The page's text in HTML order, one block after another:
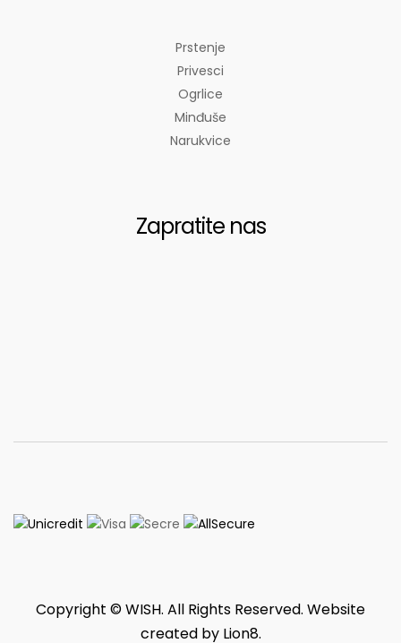
Prstenje
Privesci
Ogrlice
Minđuše
Narukvice
Zapratite nas
Copyright © WISH. All Rights Reserved. Website
created by Lion8.